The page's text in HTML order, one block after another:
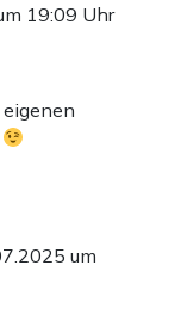
19:09 Uhr
um